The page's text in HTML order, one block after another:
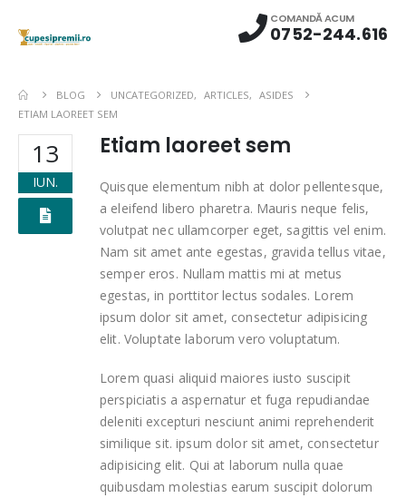
COMANDĂ ACUM
0752-244.616
BLOG UNCATEGORIZED, ARTICLES, ASIDES
ETIAM LAOREET SEM
13
IUN.
Etiam laoreet sem
Quisque elementum nibh at dolor pellentesque,
a eleifend libero pharetra. Mauris neque felis,
volutpat nec ullamcorper eget, sagittis vel enim.
Nam sit amet ante egestas, gravida tellus vitae,
semper eros. Nullam mattis mi at metus
egestas, in porttitor lectus sodales. Lorem
ipsum dolor sit amet, consectetur adipisicing
elit. Voluptate laborum vero voluptatum.
Lorem quasi aliquid maiores iusto suscipit
perspiciatis a aspernatur et fuga repudiandae
deleniti excepturi nesciunt animi reprehenderit
similique sit. ipsum dolor sit amet, consectetur
adipisicing elit. Qui at laborum nulla quae
quibusdam molestias earum suscipit dolorum